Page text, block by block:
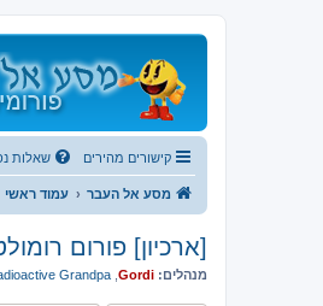
קישורים מהירים שאלות
מסע אל העבר עמוד ראשי
[ארכיון] פורום
מנהלים: Gordi
Grandpa